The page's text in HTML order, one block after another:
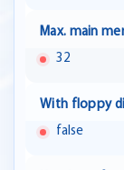
Max. main
32
With floppy
false